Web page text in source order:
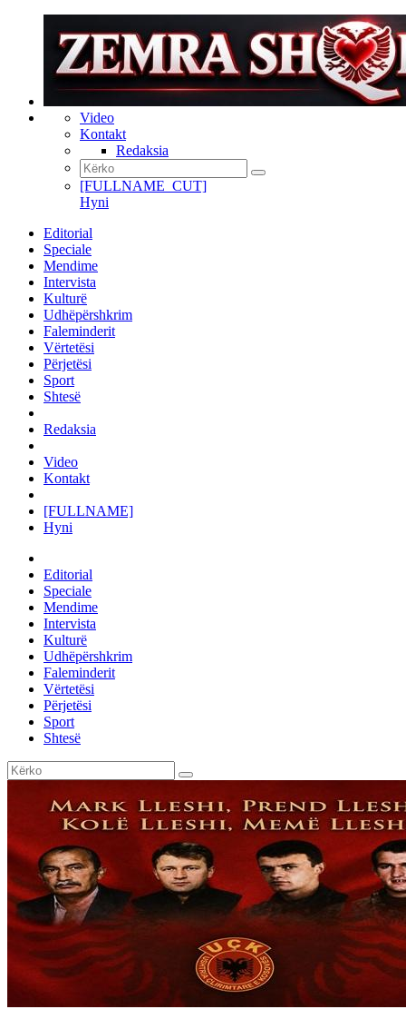
Video
Kontakt
Redaksia
[FULLNAME_CUT]
Hyni
Editorial
Speciale
Mendime
Intervista
Kulturë
Udhëpërshkrim
Faleminderit
Vërtetësi
Përjetësi
Sport
Shtesë
Redaksia
Video
Kontakt
[FULLNAME]
Hyni
Editorial
Speciale
Mendime
Intervista
Kulturë
Udhëpërshkrim
Faleminderit
Vërtetësi
Përjetësi
Sport
Shtesë